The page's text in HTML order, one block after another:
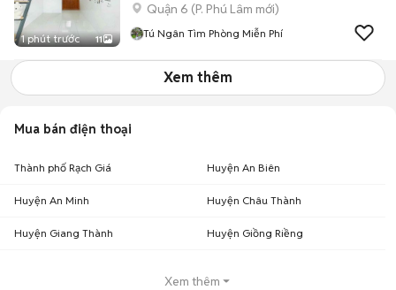
1 phút trước 11
Quận 6 (P. Phú Lâm mới)
Tú Ngân Tìm Phòng Miễn Phí
Xem thêm
Mua bán điện thoại
Thành phố Rạch Giá Huyện An Biên
Huyện An Minh Huyện Châu Thành
Huyện Giang Thành Huyện Giồng Riềng
Xem thêm